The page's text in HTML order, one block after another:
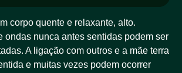
corpo quente e relaxante, alto.
ondas nunca antes sentidas podem ser
A ligação com outros e a mãe terra
e muitas vezes podem ocorrer